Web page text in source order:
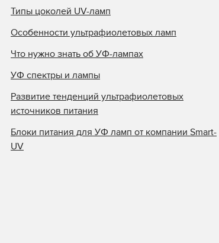
Типы цоколей UV-ламп
Особенности ультрафиолетовых ламп
Что нужно знать об УФ-лампах
УФ спектры и лампы
Развитие тенденций ультрафиолетовых
источников питания
Блоки питания для УФ ламп от компании Smart-
UV